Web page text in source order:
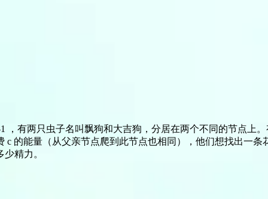
，有两只虫子名叫飘狗和大吉狗，分居在两个不同的节点上
的能量（从父亲节点爬到此节点也相同），他们想找出一
精力。